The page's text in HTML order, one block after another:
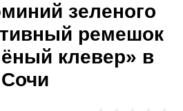
зеленого
ремешок
клевер» в
Сочи